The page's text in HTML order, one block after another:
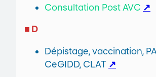
Consultation Post AVC ↗
■ D
Dépistage, vaccination,
CeGIDD, CLAT ↗